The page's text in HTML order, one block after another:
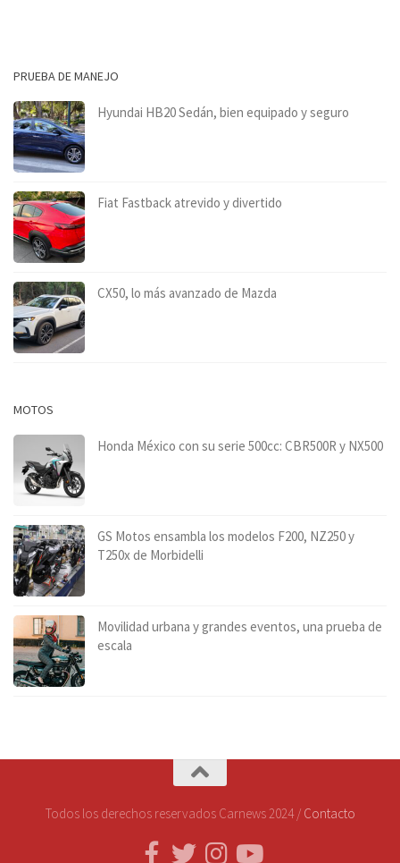
PRUEBA DE MANEJO
Hyundai HB20 Sedán, bien equipado y seguro
Fiat Fastback atrevido y divertido
CX50, lo más avanzado de Mazda
MOTOS
Honda México con su serie 500cc: CBR500R y NX500
GS Motos ensambla los modelos F200, NZ250 y
T250x de Morbidelli
Movilidad urbana y grandes eventos, una prueba de
escala
Todos los derechos reservados Carnews 2024 / Contacto